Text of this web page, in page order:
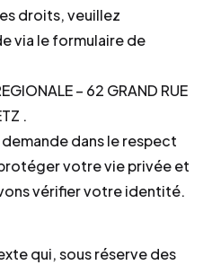
droits, veuillez
via le formulaire de
– 62 GRAND RUE
.
dans le respect
votre vie privée et
vérifier votre identité.
qui, sous réserve des